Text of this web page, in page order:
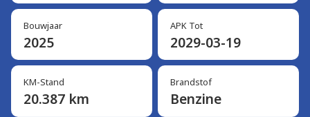
Bouwjaar
2025
APK Tot
2029-03-19
KM-Stand
20.387 km
Brandstof
Benzine